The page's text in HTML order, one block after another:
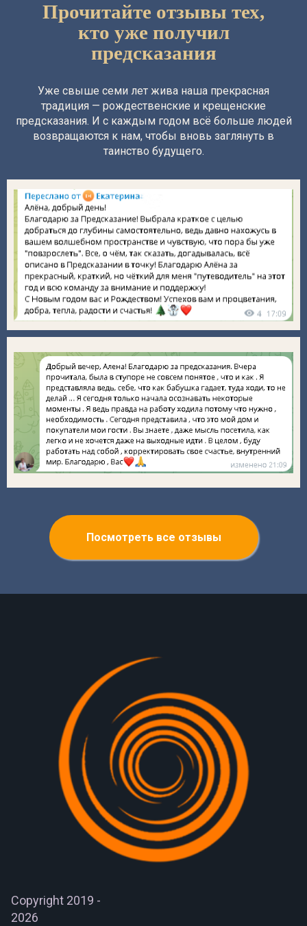
Прочитайте отзывы тех,
кто уже получил
предсказания
Уже свыше семи лет жива наша прекрасная
традиция — рождественские и крещенские
предсказания. И с каждым годом всё больше людей
возвращаются к нам, чтобы вновь заглянуть в
таинство будущего.
Посмотреть все отзывы
Copyright 2019 -
2026